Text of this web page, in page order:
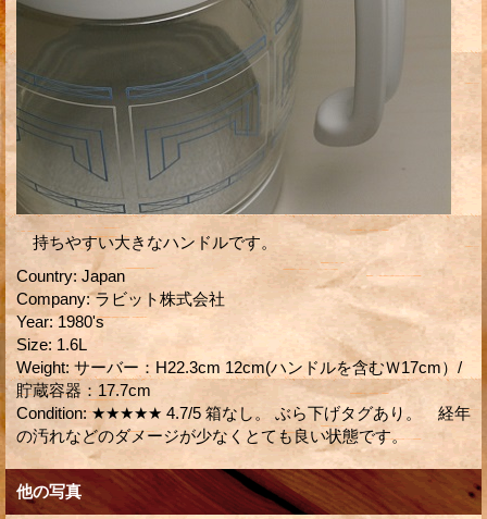
持ちやすい大きなハンドルです。
Country: Japan
Company: ラビット株式会社
Year: 1980's
Size: 1.6L
Weight: サーバー：H22.3cm 12cm(ハンドルを含むＷ17cm）/
貯蔵容器：17.7cm
Condition: ★★★★★ 4.7/5 箱なし。 ぶら下げタグあり。 経年
の汚れなどのダメージが少なくとても良い状態です。
他の写真